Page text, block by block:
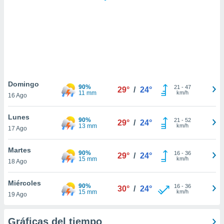
similares
como
sitio
de
traten tus
en
interés
su
Domingo
16 Ago
90%
11 mm
29° / 24° 21 - 47
km/h
Lunes
17 Ago
90%
13 mm
29° / 24° 21 - 52
km/h
Martes
18 Ago
90%
15 mm
29° / 24° 16- 36
km/h
Miércoles
19 Ago
90%
15 mm
30° / 24° 16- 36
km/h
Gráficas del tiempo